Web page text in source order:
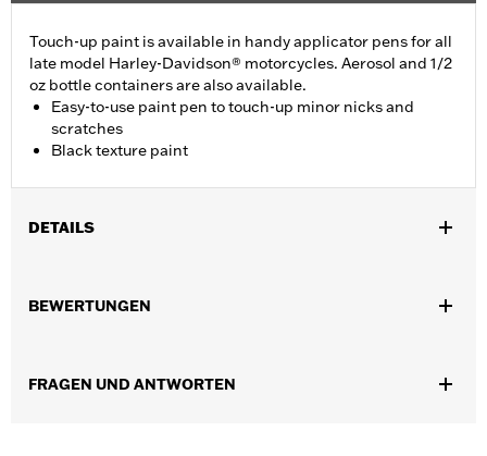
Touch-up paint is available in handy applicator pens for all
late model Harley-Davidson® motorcycles. Aerosol and 1/2
oz bottle containers are also available.
Easy-to-use paint pen to touch-up minor nicks and
scratches
Black texture paint
DETAILS
In Einheiten erhältlich:
BEWERTUNGEN
FRAGEN UND ANTWORTEN